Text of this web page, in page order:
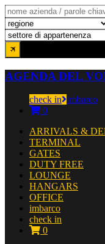
AGENDA DEL
check in imbarco
0
ARRIVALS &
TERMINAL
GATES
DUTY FREE
LOUNGE
HANGARS
OFFICE
imbarco
check in
0